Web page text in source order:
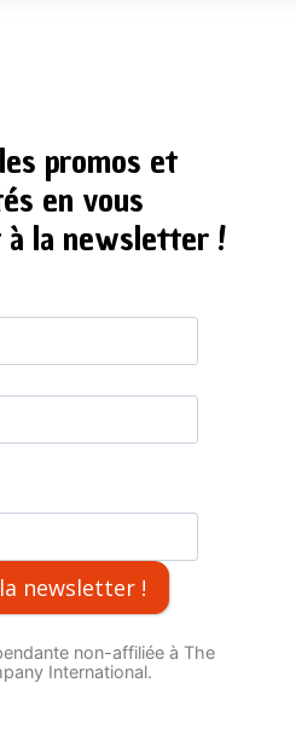
promos et
en vous
à la newsletter !
newsletter !
non-affiliée à The
International.